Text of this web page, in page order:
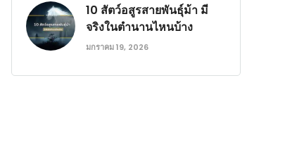
10 สัตว์อสูรสายพันธุ์ม้า มี
จริงในตำนานไหนบ้าง
มกราคม 19, 2026